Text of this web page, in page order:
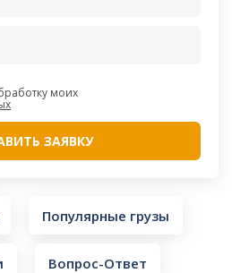
моих
Популярные грузы
Вопрос-Ответ